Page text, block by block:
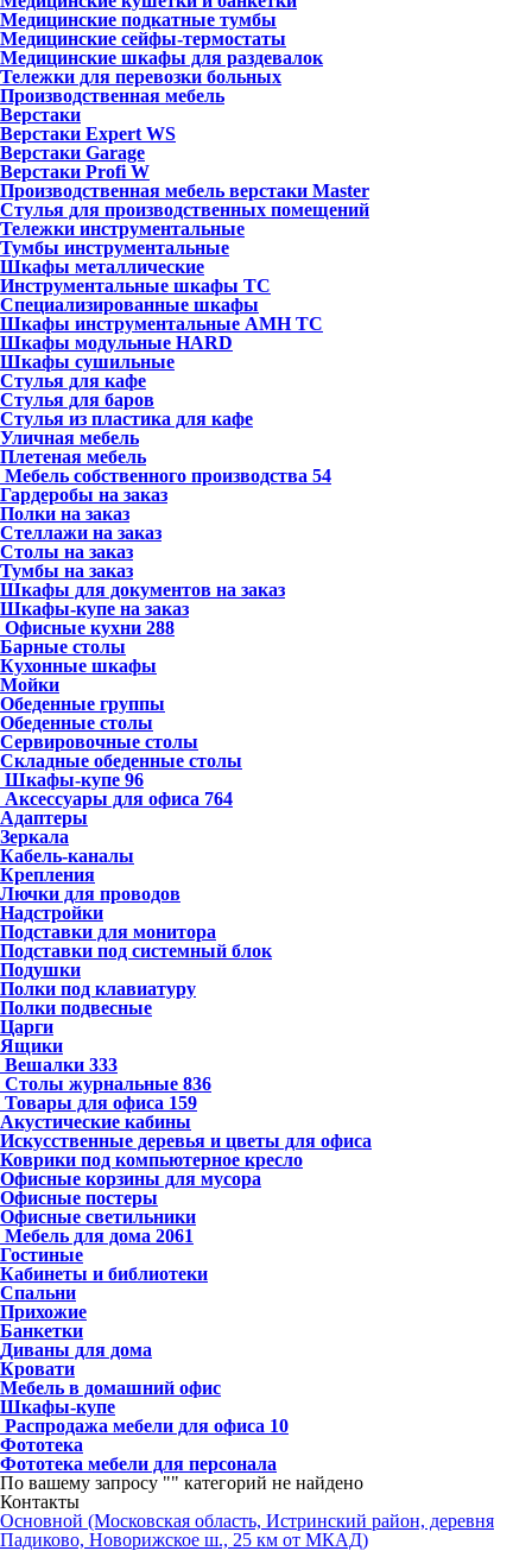
Медицинские подкатные тумбы
Медицинские сейфы-термостаты
Медицинские шкафы для раздевалок
Тележки для перевозки больных
Производственная мебель
Верстаки
Верстаки Expert WS
Верстаки Garage
Верстаки Profi W
Производственная мебель верстаки Master
Стулья для производственных помещений
Тележки инструментальные
Тумбы инструментальные
Шкафы металлические
Инструментальные шкафы ТС
Специализированные шкафы
Шкафы инструментальные АМН ТС
Шкафы модульные HARD
Шкафы сушильные
Стулья для кафе
Стулья для баров
Стулья из пластика для кафе
Уличная мебель
Плетеная мебель
Мебель собственного производства 54
Гардеробы на заказ
Полки на заказ
Стеллажи на заказ
Столы на заказ
Тумбы на заказ
Шкафы для документов на заказ
Шкафы-купе на заказ
Офисные кухни 288
Барные столы
Кухонные шкафы
Мойки
Обеденные группы
Обеденные столы
Сервировочные столы
Складные обеденные столы
Шкафы-купе 96
Аксессуары для офиса 764
Адаптеры
Зеркала
Кабель-каналы
Крепления
Лючки для проводов
Надстройки
Подставки для монитора
Подставки под системный блок
Подушки
Полки под клавиатуру
Полки подвесные
Царги
Ящики
Вешалки 333
Столы журнальные 836
Товары для офиса 159
Акустические кабины
Искусственные деревья и цветы для офиса
Коврики под компьютерное кресло
Офисные корзины для мусора
Офисные постеры
Офисные светильники
Мебель для дома 2061
Гостиные
Кабинеты и библиотеки
Спальни
Прихожие
Банкетки
Диваны для дома
Кровати
Мебель в домашний офис
Шкафы-купе
Распродажа мебели для офиса 10
Фототека
Фототека мебели для персонала
По вашему запросу "" категорий не найдено
Контакты
Основной (Московская область, Истринский район, деревня
Падиково, Новорижское ш., 25 км от МКАД)